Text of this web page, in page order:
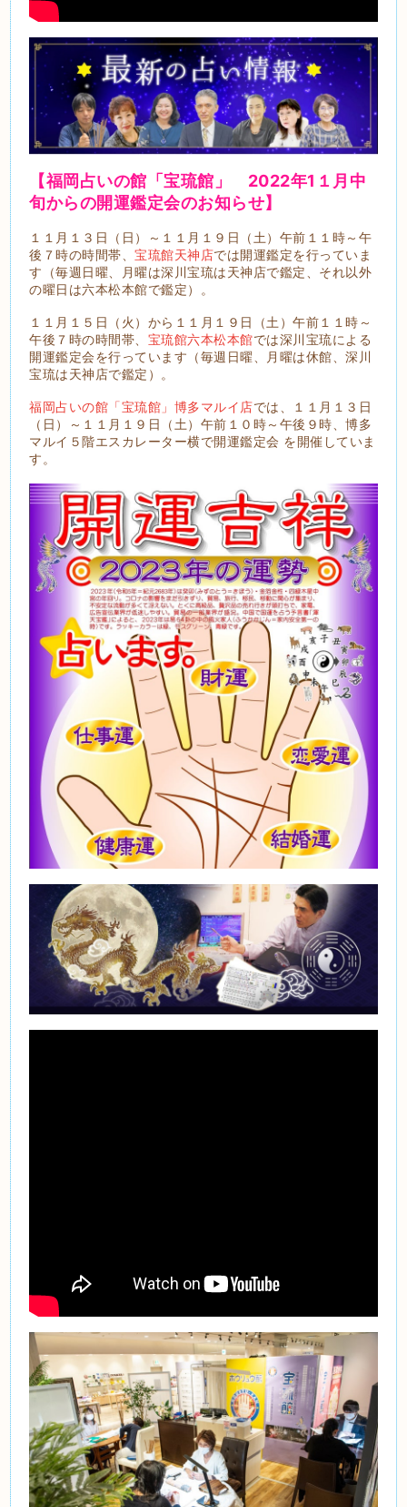
【福岡占いの館「宝琉館」 2022年1１ 月中
旬からの開運鑑定会のお知らせ】
１１月１３日（日）～１１月１９日（土）午前１１時～午
後７時の時間帯、宝琉館天神店では開運鑑定を行っていま
す（毎週日曜、月曜は深川宝琉は天神店で鑑定、それ以外
の曜日は六本松本館で鑑定）。
１１月１５日（火）から１１月１９日（土）午前１１時～
午後７時の時間帯、 宝琉館六本松本館では深川宝琉による
開運鑑定会を行っています（毎週日曜、月曜は休館、深川
宝琉は天神店で鑑定）。
福岡占いの館「宝琉館」博多マルイ店では、１１月１３日
（日）～１１月１９日（土）午前１０時～午後９時、博多
マルイ５階エスカレーター横で開運鑑定会 を開催していま
す。